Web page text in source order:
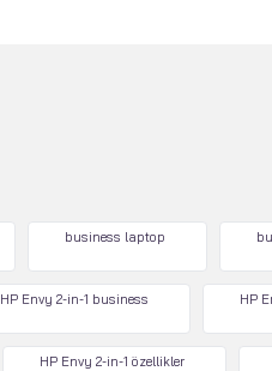
business laptop
HP Envy 2-in-1 business HP
HP Envy 2-in-1 özellikler